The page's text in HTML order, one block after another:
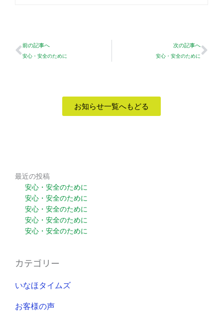
前の記事へ
安心・安全のために
次の記事へ
安心・安全のために
お知らせ一覧へもどる
最近の投稿
安心・安全のために
安心・安全のために
安心・安全のために
安心・安全のために
安心・安全のために
カテゴリー
いなほタイムズ
お客様の声